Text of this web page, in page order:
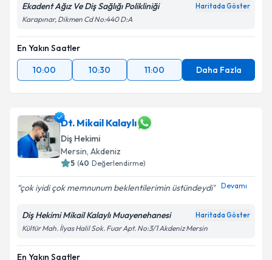
Ekadent Ağız Ve Diş Sağlığı Polikliniği Haritada Göster
Karapınar, Dikmen Cd No:440 D:A
En Yakın Saatler
10:00
10:30 11:00 Daha Fazla
Dt. Mikail Kalaylı
Diş Hekimi
Mersin, Akdeniz
5 (40 Değerlendirme)
çok iyidi çok memnunum beklentilerimin üstündeydi Devamı
Diş Hekimi Mikail Kalaylı Muayenehanesi Haritada Göster
Kültür Mah. İlyas Halil Sok. Fuar Apt. No:3/1 Akdeniz Mersin
En Yakın Saatler